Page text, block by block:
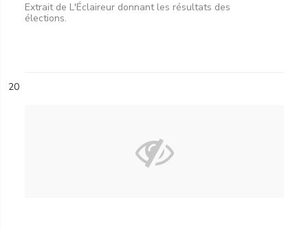
Extrait de L'Éclaireur donnant les résultats des
élections.
20